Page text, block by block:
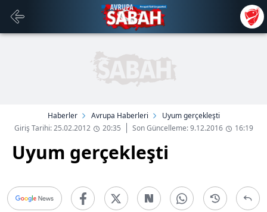
Haberler Avrupa Haberleri
Uyum gerçekleşti
Giriş Tarihi: 25.02.2012
20:35 Son Güncelleme: 9.12.2016 16:19
Uyum gerçekleşti